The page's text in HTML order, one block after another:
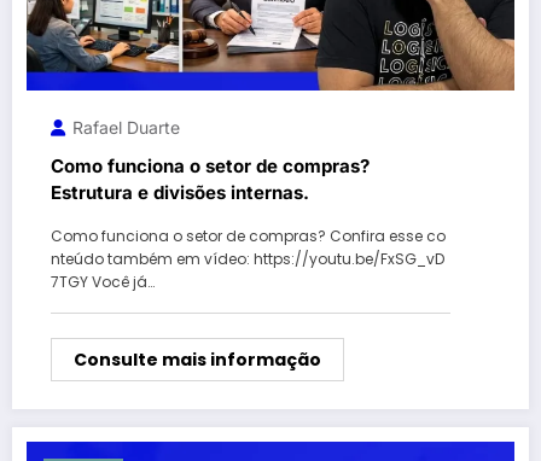
Rafael Duarte
Como funciona o setor de compras?
Estrutura e divisões internas.
Como funciona o setor de compras? Confira esse co
nteúdo também em vídeo: https://youtu.be/FxSG_vD
7TGY Você já…
Consulte mais informação